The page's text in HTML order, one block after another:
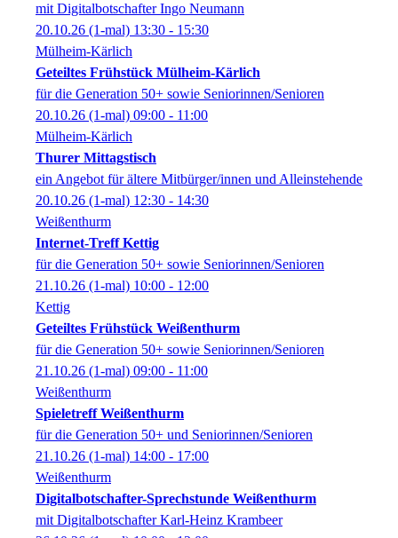
mit Digitalbotschafter Ingo Neumann
20.10.26 (1-mal) 13:30 - 15:30
Mülheim-Kärlich
Geteiltes Frühstück Mülheim-Kärlich
für die Generation 50+ sowie Seniorinnen/Senioren
20.10.26 (1-mal) 09:00 - 11:00
Mülheim-Kärlich
Thurer Mittagstisch
ein Angebot für ältere Mitbürger/innen und Alleinstehende
20.10.26 (1-mal) 12:30 - 14:30
Weißenthurm
Internet-Treff Kettig
für die Generation 50+ sowie Seniorinnen/Senioren
21.10.26 (1-mal) 10:00 - 12:00
Kettig
Geteiltes Frühstück Weißenthurm
für die Generation 50+ sowie Seniorinnen/Senioren
21.10.26 (1-mal) 09:00 - 11:00
Weißenthurm
Spieletreff Weißenthurm
für die Generation 50+ und Seniorinnen/Senioren
21.10.26 (1-mal) 14:00 - 17:00
Weißenthurm
Digitalbotschafter-Sprechstunde Weißenthurm
mit Digitalbotschafter Karl-Heinz Krambeer